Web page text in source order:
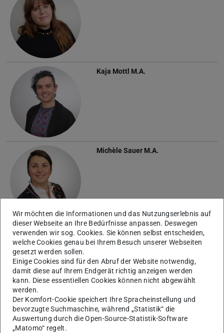
Kaja Mottl M.A.
Michèle Sauer M.A.
Sven SchibgillaM.Ed.
FB 13: Bau- und Umweltingenieurwissenschaften
Wir möchten die Informationen und das Nutzungserlebnis auf
dieser Webseite an Ihre Bedürfnisse anpassen. Deswegen
verwenden wir sog. Cookies. Sie können selbst entscheiden,
welche Cookies genau bei Ihrem Besuch unserer Webseiten
gesetzt werden sollen.
Einige Cookies sind für den Abruf der Website notwendig,
damit diese auf Ihrem Endgerät richtig anzeigen werden
kann. Diese essentiellen Cookies können nicht abgewählt
werden.
Der Komfort-Cookie speichert Ihre Spracheinstellung und
bevorzugte Suchmaschine, während „Statistik“ die
Auswertung durch die Open-Source-Statistik-Software
„Matomo“ regelt.